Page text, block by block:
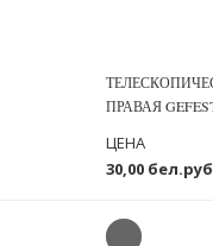
ПРАВАЯ
30,00
ЦЕНА